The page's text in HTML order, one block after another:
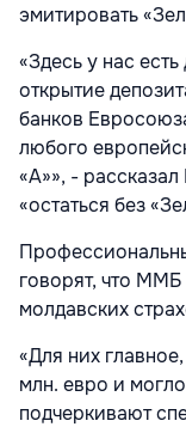
эмитировать
«Здесь у нас
открытие
банков
любого
«А»», -
«остаться без
говорят, что ММБ
молдавских
«Для них
млн. евро и
подчеркивают